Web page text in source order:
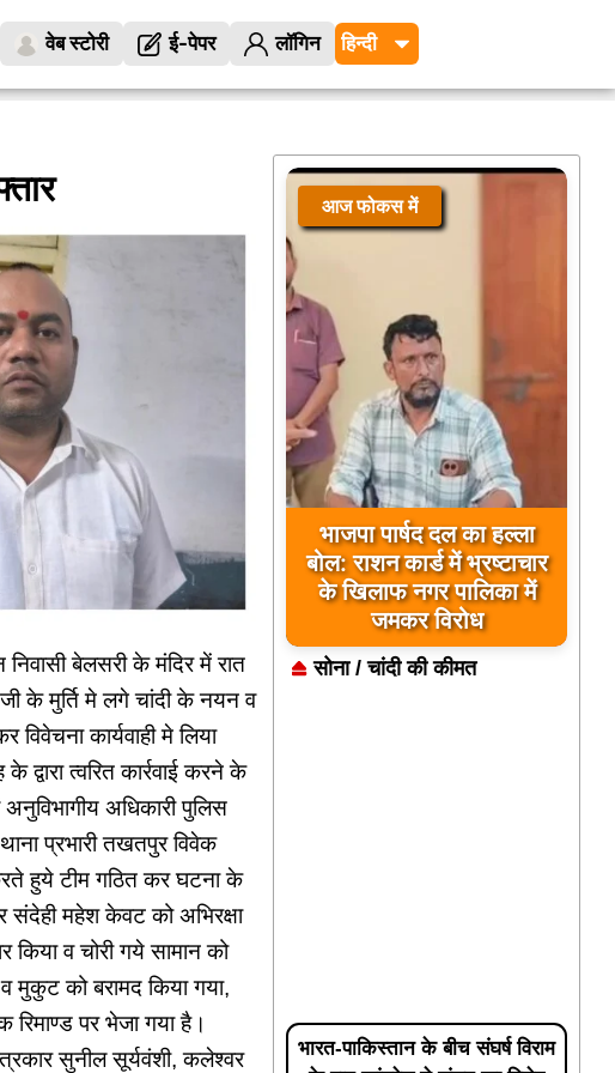
वेब स्टोरी ई-पेपर लॉगिन
बेलसरी के मंदिर में रात
के मुर्ति मे लगे चांदी के नयन व
कार्यवाही मे लिया
त्वरित कार्रवाई करने के
अधिकारी पुलिस
प्रभारी तखतपुर विवेक
करते हुये टीम गठित कर घटना के
महेश केवट को अभिरक्षा
किया व चोरी गये सामान को
को बरामद किया गया,
रिमाण्ड पर भेजा गया है।
सुनील सूर्यवंशी, कलेश्वर
आज फोकस में
भाजपा पार्षद दल का हल्ला
बोल: राशन कार्ड में भ्रष्टाचार
के खिलाफ नगर पालिका में
जमकर विरोध
सोना / चांदी की कीमत
भारत-पाकिस्तान के बीच संघर्ष विराम